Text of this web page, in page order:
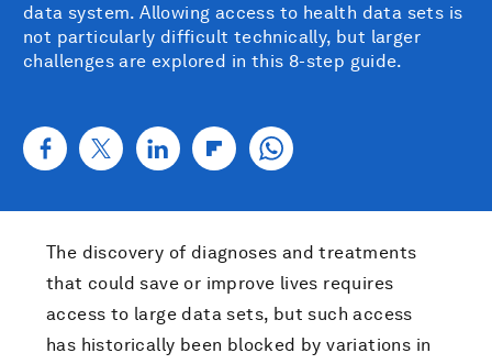
data system. Allowing access to health data sets is
not particularly difficult technically, but larger
challenges are explored in this 8-step guide.
The discovery of diagnoses and treatments
that could save or improve lives requires
access to large data sets, but such access
has historically been blocked by variations in